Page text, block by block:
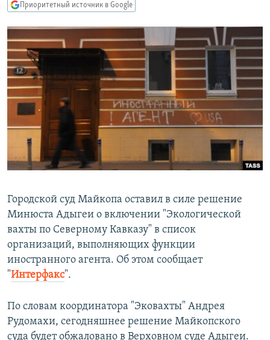
Вернутся
поиску
КАВКАЗ.РЕАЛИИ
СЕВЕР.РЕАЛИИ
СИБИРЬ.РЕАЛИИ
РАСПИСАНИЕ ВЕЩАНИЯ
ПОДПИШИТЕСЬ НА РАССЫЛКУ
СОЦИАЛЬНЫЕ СЕТИ
Все сайты РСЕ/РС
Приоритетный источник в Google
Городской суд Майкопа оставил в силе решение
Минюста Адыгеи о включении "Экологической
вахты по Северному Кавказу" в список
организаций, выполняющих функции
иностранного агента. Об этом сообщает
"Интерфакс".
По словам координатора "Эковахты" Андрея
Рудомахи, сегодняшнее решение Майкопского
суда будет обжаловано в Верховном суде Адыгеи.